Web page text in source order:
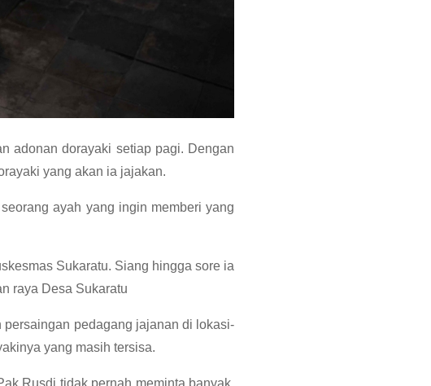
adonan dorayaki setiap pagi. Dengan
yang akan ia jajakan.
ayah yang ingin memberi yang
Sukaratu. Siang hingga sore ia
raya Desa Sukaratu
pedagang jajanan di lokasi-
yang masih tersisa.
Rusdi tidak pernah meminta banyak.